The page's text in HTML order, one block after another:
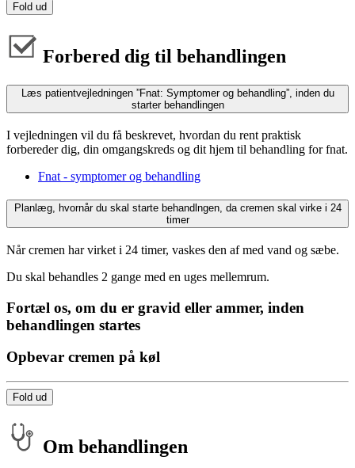
Fold ud
Forbered dig til behandlingen
Læs patientvejledningen ”Fnat: Symptomer og behandling”, inden du
starter behandlingen
I vejledningen vil du få beskrevet, hvordan du rent praktisk
forbereder dig, din omgangskreds og dit hjem til behandling for fnat.
Fnat - symptomer og behandling
Planlæg, hvornår du skal starte behandlngen, da cremen skal virke i 24
timer
Når cremen har virket i 24 timer, vaskes den af med vand og sæbe.
Du skal behandles 2 gange med en uges mellemrum.
Fortæl os, om du er gravid eller ammer, inden
behandlingen startes
Opbevar cremen på køl
Fold ud
Om behandlingen